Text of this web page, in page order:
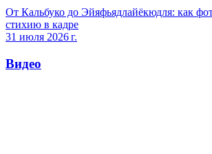
От Кальбуко до Эйяфьядлайёкюдля: как
стихию в кадре
31 июля 2026 г.
Видео